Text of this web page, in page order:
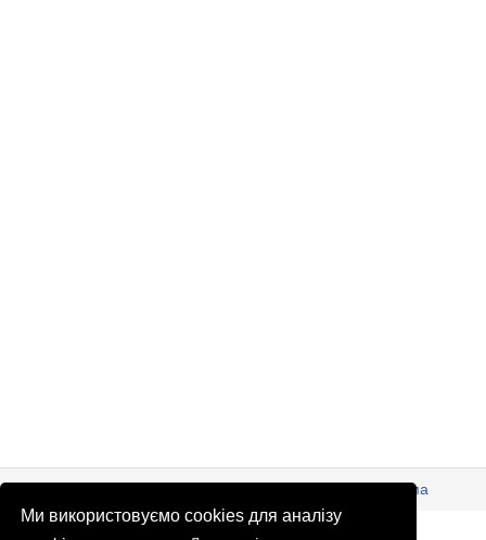
Ми використовуємо cookies для аналізу
© Патріоти України 2026 Правова інформація
Реклама
info@patrioty.org.ua